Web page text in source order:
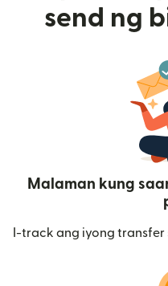
send ng
Malaman kung
I-track ang iyong